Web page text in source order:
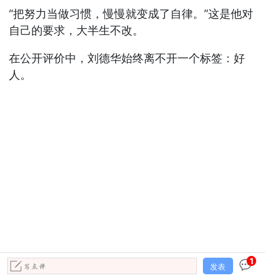
“把努力当做习惯，慢慢就变成了自律。”这是他对
自己的要求，大半生不改。
在公开评价中，刘德华始终离不开一个标签：好
人。
这个已经烂大街的词，却恰如其分地形容了他的
发表
1